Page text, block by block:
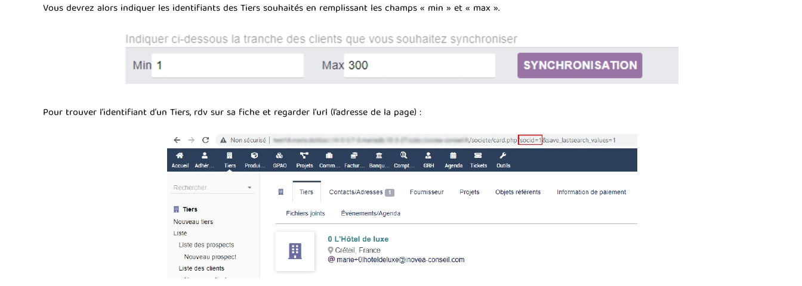
Vous devrez alors indiquer les identifiants des Tiers souhaités en remplissant les champs « min » et « max ».
Pour trouver l’identifiant d’un Tiers, rdv sur sa fiche et regarder l’url (l’adresse de la page) :